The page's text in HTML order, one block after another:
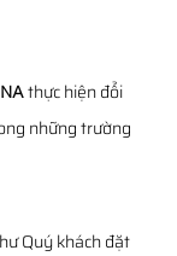
thực hiện đổi
những trường
Quý khách đặt